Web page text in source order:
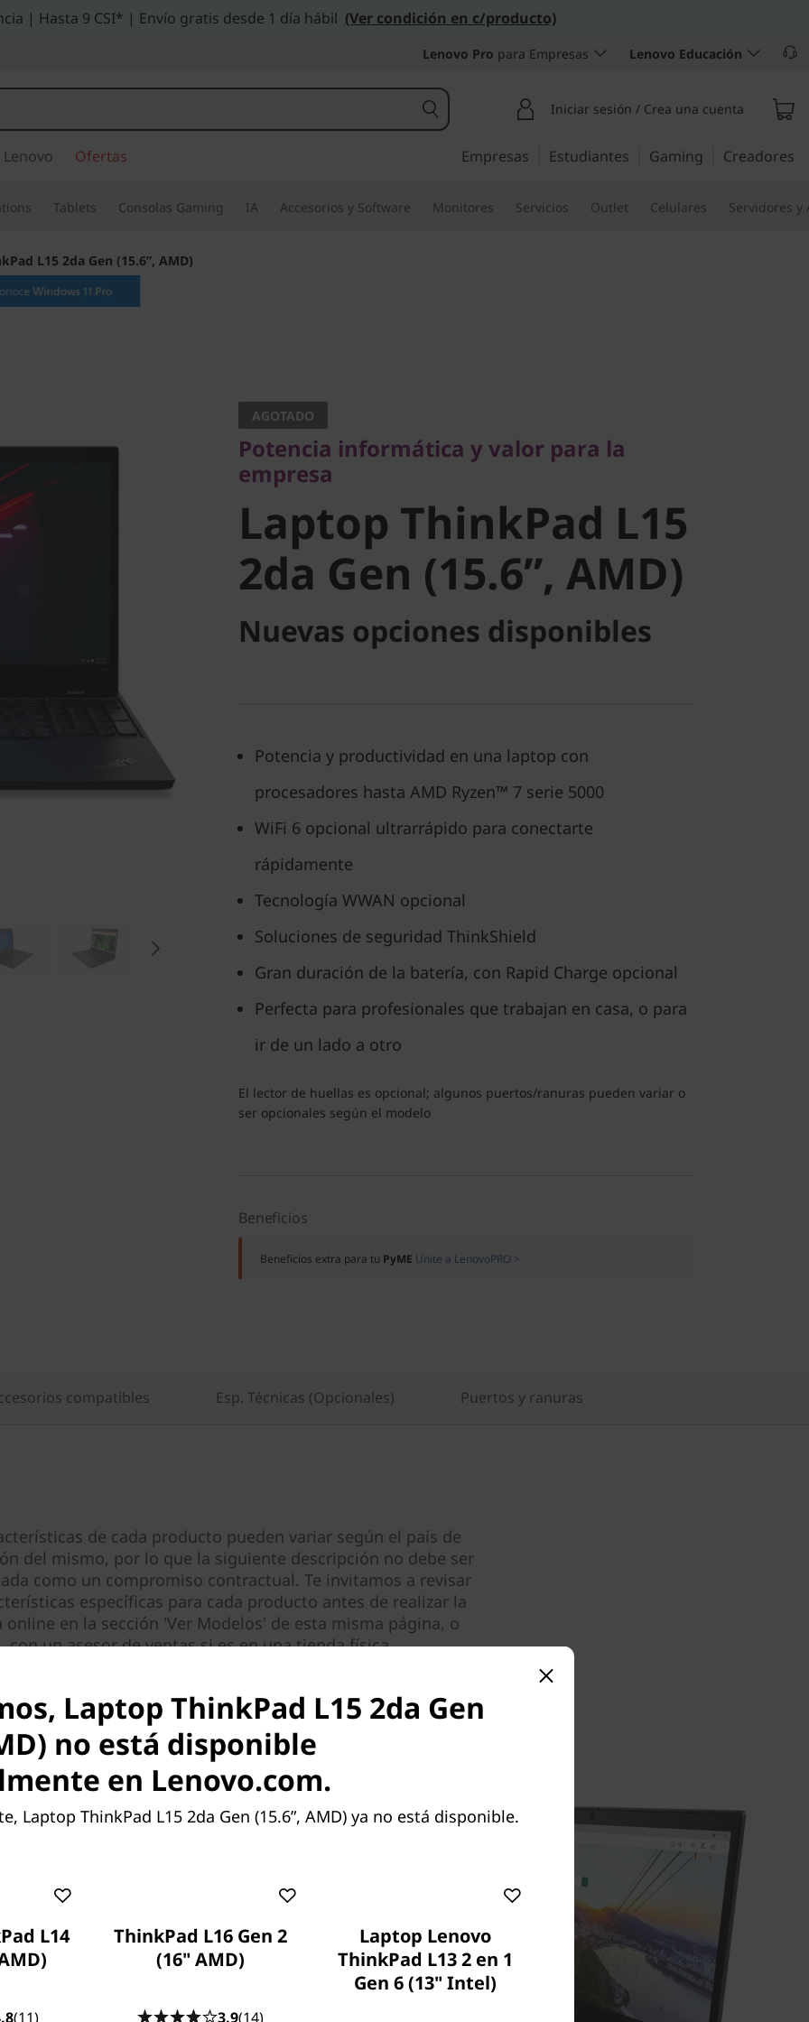
| Hasta 9 CSI* | Envío gratis desde 1 día hábil (Ver condición en c/producto)
Lenovo Pro para Empresas Lenovo Educación
Iniciar sesión / Crea una cuenta
Ofertas Empresas Estudiantes Gaming Creadores
Tablets Consolas Gaming IA Accesorios y Software Monitores Servicios Outlet Celulares Servidores y
L15 2da Gen (15.6”, AMD)
empresa
Laptop ThinkPad
L15 2da Gen (15.6”,
AMD)
AGOTADO
Potencia informática y valor para la
empresa
Laptop ThinkPad L15
2da Gen (15.6”, AMD)
Nuevas opciones disponibles
Potencia y productividad en una laptop con
procesadores hasta AMD Ryzen™ 7 serie 5000
WiFi 6 opcional ultrarrápido para conectarte
rápidamente
Tecnología WWAN opcional
Soluciones de seguridad ThinkShield
Gran duración de la batería, con Rapid Charge opcional
Perfecta para profesionales que trabajan en casa, o para
ir de un lado a otro
El lector de huellas es opcional; algunos puertos/ranuras pueden variar o
ser opcionales según el modelo
Beneficios
Beneficios extra para tu PyME Unite a LenovoPRO >
compatibles Esp. Técnicas (Opcionales) Puertos y ranuras
de cada producto pueden variar según el país de
del mismo, por lo que la siguiente descripción no debe ser
como un compromiso contractual. Te invitamos a revisar
específicas para cada producto antes de realizar la
online en la sección 'Ver Modelos' de esta misma página, o
con un asesor de ventas si es en una tienda física.
con la
(15.6", AMD), con
tarjeta gráfica
y hasta 1 TB de
mejor conexión con la
– ambas tecnologías
son las máximas posibles pero
de tu PC antes de la
Laptop ThinkPad L15 2da Gen
no está disponible
en Lenovo.com.
Laptop ThinkPad L15 2da Gen (15.6”, AMD) ya no está disponible.
L14
(11)
ThinkPad L16 Gen 2
(16" AMD)
3.9(14)
Laptop Lenovo
ThinkPad L13 2 en 1
Gen 6 (13" Intel)